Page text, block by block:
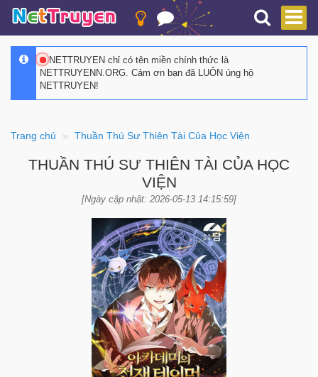
NETTRUYEN chỉ có tên miền chính thức là
NETTRUYENN.ORG. Cảm ơn bạn đã LUÔN ủng hộ
NETTRUYEN!
Trang chủ Thuần Thú Sư Thiên Tài Của Học Viện
THUẦN THÚ SƯ THIÊN TÀI CỦA HỌC
VIỆN
[Ngày cập nhật: 2026-05-13 14:15:59]